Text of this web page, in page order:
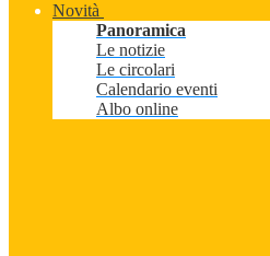
Novità
Panoramica
Le notizie
Le circolari
Calendario eventi
Albo online